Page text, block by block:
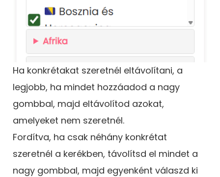
Ha konkrétakat szeretnél eltávolítani, a
legjobb, ha mindet hozzáadod a nagy
gombbal, majd eltávolítod azokat,
amelyeket nem szeretnél.
Fordítva, ha csak néhány konkrétat
szeretnél a kerékben, távolítsd el mindet a
nagy gombbal, majd egyenként válaszd ki